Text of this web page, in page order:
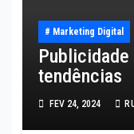
# Marketing Digital
tendências
FEV 24, 2024